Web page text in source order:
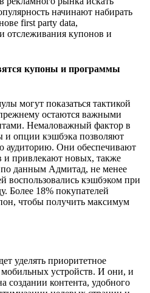
начинают набирать
first party data,
отслеживания купонов и
купоны и программы
могут показаться тактикой
остаются важными
Немаловажный фактор в
и опции кэшбэка позволяют
аудиторию. Они обеспечивают
и привлекают новых, также
данным Адмитад, не менее
воспользовались кэшбэком при
Более 18% покупателей
чтобы получить максимум
уделять приоритетное
устройств. И они, и
создании контента, удобного